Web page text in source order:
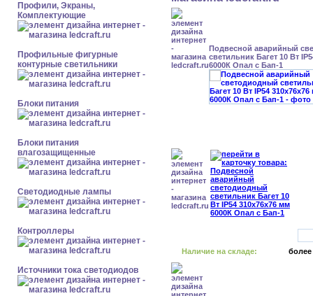
Профили, Экраны,
Комплектующие
Профильные фигурные
контурные светильники
Блоки питания
Блоки питания
влагозащищенные
Светодиодные лампы
Контроллеры
Источники тока светодиодов
Подвесной аварийный
светильник Багет 10 Вт
6000К Опал с Бап-1
Наличие на складе: более